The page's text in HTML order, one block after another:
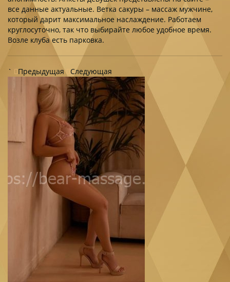
все данные актуальные. Ветка сакуры – массаж мужчине,
который дарит максимальное наслаждение. Работаем
круглосуточно, так что выбирайте любое удобное время.
Возле клуба есть парковка.
` Предыдущая Следующая